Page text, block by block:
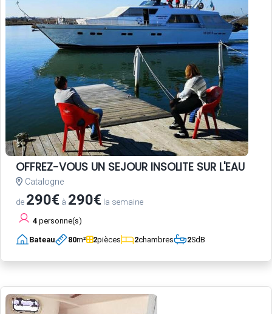
OFFREZ-VOUS UN SEJOUR INSOLITE SUR L'EAU
Catalogne
de 290€ à 290€ la semaine
4 personne(s)
Bateau 80m² 2pièces 2chambres 2SdB